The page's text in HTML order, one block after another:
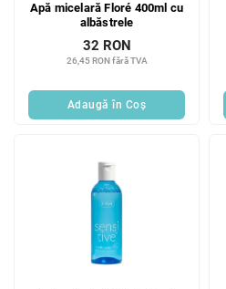
Apă micelară Floré 400ml cu
albăstrele
26,45 RON fără TVA
32 RON
Adaugă în Coş